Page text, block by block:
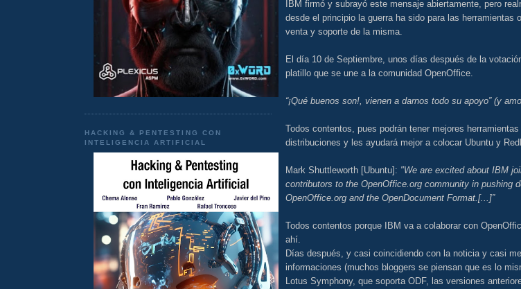
HACKING & PENTESTING CON
INTELIGENCIA ARTIFICIAL
IBM firmó y subrayó este mensaje abiertamente, pero
desde el principio la guerra ha sido para las herramientas
venta y soporte de la misma.
El día 10 de Septiembre, unos días después de la
platillo que se une a la comunidad OpenOffice.
“¡Qué buenos son!, vienen a darnos todo su apoyo” (y
Todos contentos, pues podrán tener mejores
distribuciones y les ayudará mejor a colocar Ubuntu y
Mark Shuttleworth [Ubuntu]: "We are excited about IBM
contributors to the OpenOffice.org community in pushing
OpenOffice.org and the OpenDocument Format.[...]”
Todos contentos porque IBM va a colaborar con
ahí.
Días después, y casi coincidiendo con la noticia y casi
informaciones (muchos bloggers se piensan que es lo
Lotus Symphony, que soporta ODF, las versiones